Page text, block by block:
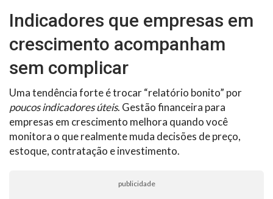
Indicadores que empresas em
crescimento acompanham
sem complicar
Uma tendência forte é trocar “relatório bonito” por
poucos indicadores úteis. Gestão financeira para
empresas em crescimento melhora quando você
monitora o que realmente muda decisões de preço,
estoque, contratação e investimento.
publicidade